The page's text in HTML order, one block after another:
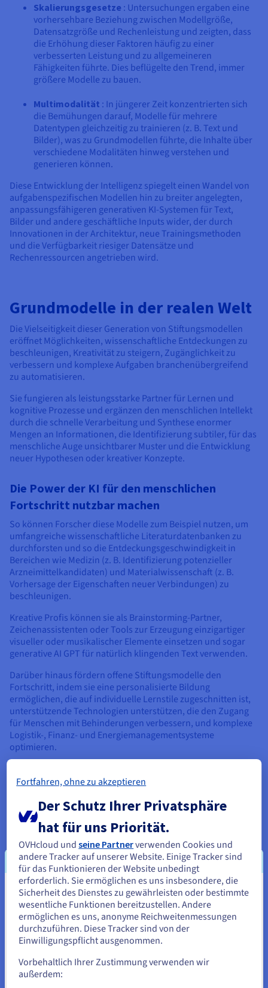
Skalierungsgesetze : Untersuchungen ergaben eine
vorhersehbare Beziehung zwischen Modellgröße,
Datensatzgröße und Rechenleistung und zeigten, dass
die Erhöhung dieser Faktoren häufig zu einer
verbesserten Leistung und zu allgemeineren
Fähigkeiten führte. Dies beflügelte den Trend, immer
größere Modelle zu bauen.
Multimodalität : In jüngerer Zeit konzentrierten sich
die Bemühungen darauf, Modelle für mehrere
Datentypen gleichzeitig zu trainieren (z. B. Text und
Bilder), was zu Grundmodellen führte, die Inhalte über
verschiedene Modalitäten hinweg verstehen und
generieren können.
Diese Entwicklung der Intelligenz spiegelt einen Wandel von
aufgabenspezifischen Modellen hin zu breiter angelegten,
anpassungsfähigeren generativen KI-Systemen für Text,
Bilder und andere geschäftliche Inputs wider, der durch
Innovationen in der Architektur, neue Trainingsmethoden
und die Verfügbarkeit riesiger Datensätze und
Rechenressourcen angetrieben wird.
Grundmodelle in der realen Welt
Die Vielseitigkeit dieser Generation von Stiftungsmodellen
eröffnet Möglichkeiten, wissenschaftliche Entdeckungen zu
beschleunigen, Kreativität zu steigern, Zugänglichkeit zu
verbessern und komplexe Aufgaben branchenübergreifend
zu automatisieren.
Sie fungieren als leistungsstarke Partner für Lernen und
kognitive Prozesse und ergänzen den menschlichen Intellekt
durch die schnelle Verarbeitung und Synthese enormer
Mengen an Informationen, die Identifizierung subtiler, für das
menschliche Auge unsichtbarer Muster und die Entwicklung
neuer Hypothesen oder kreativer Konzepte.
Die Power der KI für den menschlichen
Fortschritt nutzbar machen
So können Forscher diese Modelle zum Beispiel nutzen, um
umfangreiche wissenschaftliche Literaturdatenbanken zu
durchforsten und so die Entdeckungsgeschwindigkeit in
Bereichen wie Medizin (z. B. Identifizierung potenzieller
Arzneimittelkandidaten) und Materialwissenschaft (z. B.
Vorhersage der Eigenschaften neuer Verbindungen) zu
beschleunigen.
Kreative Profis können sie als Brainstorming-Partner,
Zeichenassistenten oder Tools zur Erzeugung einzigartiger
visueller oder musikalischer Elemente einsetzen und sogar
generative AI GPT für natürlich klingenden Text verwenden.
Darüber hinaus fördern offene Stiftungsmodelle den
Fortschritt, indem sie eine personalisierte Bildung
ermöglichen, die auf individuelle Lernstile zugeschnitten ist,
unterstützende Technologien unterstützen, die den Zugang
für Menschen mit Behinderungen verbessern, und komplexe
Logistik-, Finanz- und Energiemanagementsysteme
optimieren.
technischen Herausforderungen bieten diese Modelle
und den Fortschritt in unzähligen Bereichen voranzutreiben.
Um sich diese Macht wirksam zunutze zu machen, müssen die
ethischen Implikationen sorgfältig abgewogen und ein
gleichberechtigter Zugang zu den Vorteilen gewährleistet
werden.
Bereitstellung von Lösungen für komplexe
Herausforderungen
Die Fähigkeit von Grundlagenmodellen, komplexe und
umfangreiche Datensätze zu analysieren, macht sie zu
unschätzbaren Werkzeugen für die Bewältigung einiger der
Viele drängende Probleme, die menschliche Intelligenz
Sie scheinen sich in Vereinigte
Staaten zu befinden.
Wenn Sie aus Vereinigte Staaten bestellen möchten, müssen Sie
sich auf der entsprechenden Website umsehen und dort einen
Account erstellen.
Fortfahren, ohne zu akzeptieren
Der Schutz Ihrer Privatsphäre
hat für uns Priorität.
OVHcloud undseine Partnerverwenden Cookies und
andere Tracker auf unserer Website. Einige Tracker sind
für das Funktionieren der Website unbedingt
erforderlich. Sie ermöglichen es uns insbesondere, die
Sicherheit des Dienstes zu gewährleisten oder bestimmte
wesentliche Funktionen bereitzustellen. Andere
ermöglichen es uns, anonyme Reichweitenmessungen
durchzuführen. Diese Tracker sind von der
Einwilligungspflicht ausgenommen.
Vorbehaltlich Ihrer Zustimmung verwenden wir
außerdem: